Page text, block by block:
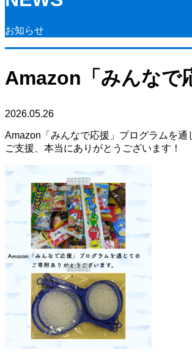
お知らせ
Amazon「みんなで
2026.05.26
Amazon「みんなで応援」プログラムを
ご支援、本当にありがとうございます！